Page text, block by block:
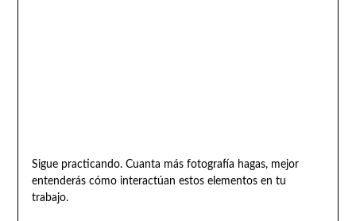
Sigue practicando. Cuanta más fotografía hagas, mejor
entenderás cómo interactúan estos elementos en tu
trabajo.